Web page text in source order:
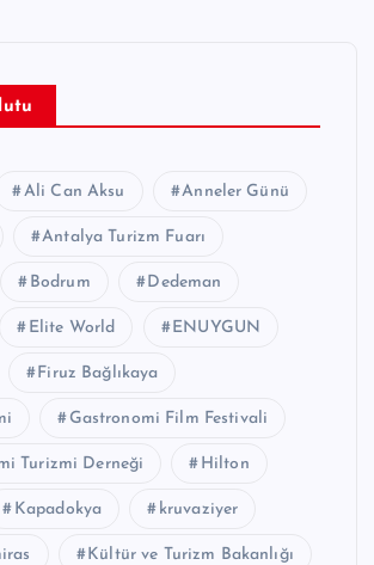
Ali Can Aksu Anneler Günü
Antalya Turizm Fuarı
Bodrum Dedeman
Elite World ENUYGUN
Firuz Bağlıkaya
Gastronomi Film Festivali
Turizmi Derneği Hilton
Kapadokya kruvaziyer
Kültür ve Turizm Bakanlığı